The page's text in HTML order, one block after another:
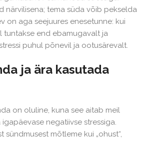
närvilisena; tema süda võib pekselda
on aga seejuures enesetunne: kui
tuntakse end ebamugavalt ja
puhul põnevil ja ootusärevalt.
ja ära kasutada
on oluline, kuna see aitab meil
negatiivse stressiga.
sündmusest mõtleme kui „ohust“,